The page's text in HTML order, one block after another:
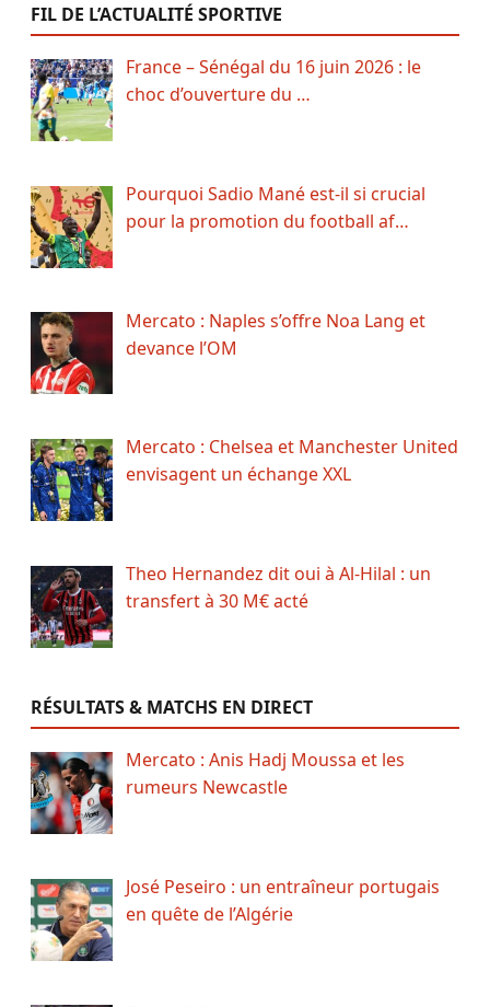
FIL DE L’ACTUALITÉ SPORTIVE
France – Sénégal du 16 juin 2026 : le
choc d’ouverture du …
Pourquoi Sadio Mané est-il si crucial
pour la promotion du football af…
Mercato : Naples s’offre Noa Lang et
devance l’OM
Mercato : Chelsea et Manchester United
envisagent un échange XXL
Theo Hernandez dit oui à Al-Hilal : un
transfert à 30 M€ acté
RÉSULTATS & MATCHS EN DIRECT
Mercato : Anis Hadj Moussa et les
rumeurs Newcastle
José Peseiro : un entraîneur portugais
en quête de l’Algérie